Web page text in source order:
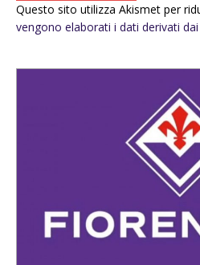
Questo sito utilizza Akismet per
vengono elaborati i dati derivati